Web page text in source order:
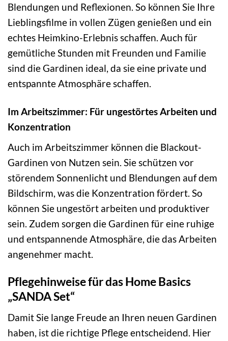
Blendungen und Reflexionen. So können Sie Ihre
Lieblingsfilme in vollen Zügen genießen und ein
echtes Heimkino-Erlebnis schaffen. Auch für
gemütliche Stunden mit Freunden und Familie
sind die Gardinen ideal, da sie eine private und
entspannte Atmosphäre schaffen.
Im Arbeitszimmer: Für ungestörtes Arbeiten und
Konzentration
Auch im Arbeitszimmer können die Blackout-
Gardinen von Nutzen sein. Sie schützen vor
störendem Sonnenlicht und Blendungen auf dem
Bildschirm, was die Konzentration fördert. So
können Sie ungestört arbeiten und produktiver
sein. Zudem sorgen die Gardinen für eine ruhige
und entspannende Atmosphäre, die das Arbeiten
angenehmer macht.
Pflegehinweise für das Home Basics
„SANDA Set“
Damit Sie lange Freude an Ihren neuen Gardinen
haben, ist die richtige Pflege entscheidend. Hier